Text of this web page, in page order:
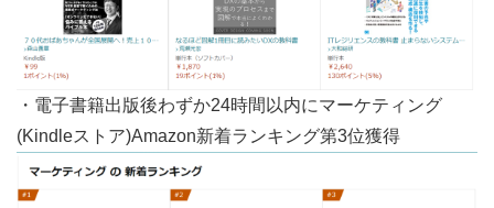
・電子書籍出版後わずか24時間以内にマーケティング
(Kindleストア)Amazon新着ランキング第3位獲得